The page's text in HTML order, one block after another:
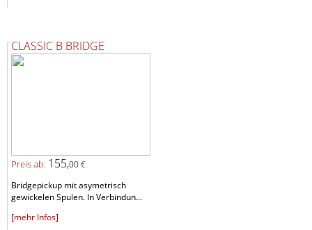
CLASSIC B BRIDGE
Preis ab: 155,00 €
Bridgepickup mit asymetrisch
gewickelen Spulen. In Verbindun...
[mehr Infos]